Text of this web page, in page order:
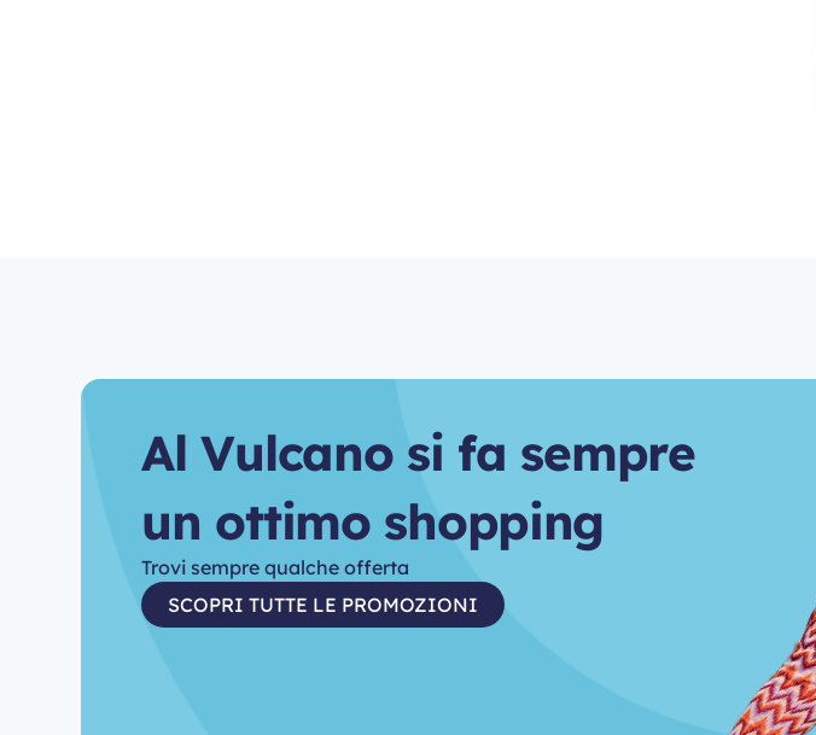
Al Vulcano si fa sempre
un ottimo shopping
Trovi sempre qualche offerta
SCOPRI TUTTE LE PROMOZIONI